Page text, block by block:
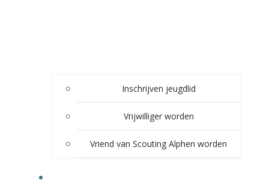
Inschrijven jeugdlid
Vrijwilliger worden
Vriend van Scouting Alphen worden